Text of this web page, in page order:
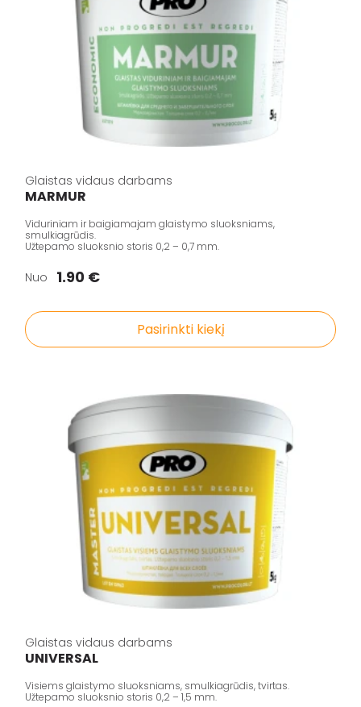
Glaistas vidaus darbams
MARMUR
Viduriniam ir baigiamajam glaistymo sluoksniams,
smulkiagrūdis.
Užtepamo sluoksnio storis 0,2 – 0,7 mm.
Nuo 1.90 €
Pasirinkti kiekį
Glaistas vidaus darbams
UNIVERSAL
Visiems glaistymo sluoksniams, smulkiagrūdis, tvirtas.
Užtepamo sluoksnio storis 0,2 – 1,5 mm.